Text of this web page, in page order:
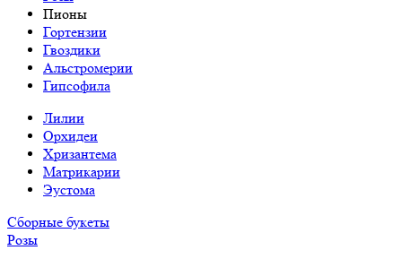
Пионы
Гортензии
Гвоздики
Альстромерии
Гипсофила
Лилии
Орхидеи
Хризантема
Матрикарии
Эустома
Сборные букеты
Розы